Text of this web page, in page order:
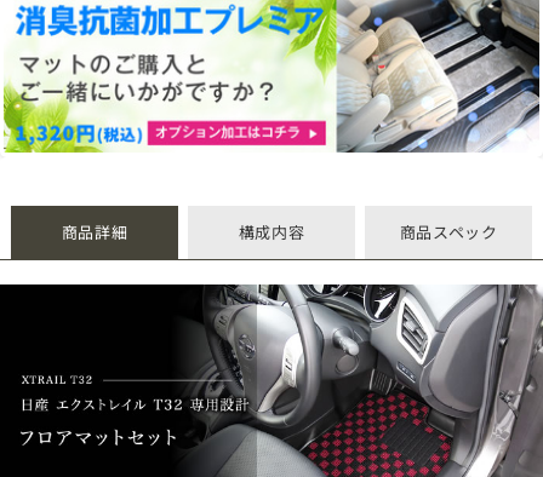
商品詳細 構成内容 商品スペック